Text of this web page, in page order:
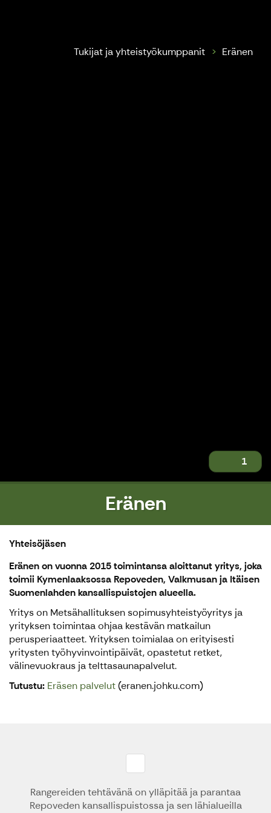
Tukijat ja yhteistyökumppanit Eränen
1
Eränen
Yhteisöjäsen
Eränen on vuonna 2015 toimintansa aloittanut yritys, joka
toimii Kymenlaaksossa Repoveden, Valkmusan ja Itäisen
Suomenlahden kansallispuistojen alueella.
Yritys on Metsähallituksen sopimusyhteistyöyritys ja
yrityksen toimintaa ohjaa kestävän matkailun
perusperiaatteet. Yrityksen toimialaa on erityisesti
yritysten työhyvinvointipäivät, opastetut retket,
välinevuokraus ja telttasaunapalvelut.
Tutustu: Eräsen palvelut(eranen.johku.com)
Rangereiden tehtävänä on ylläpitää ja parantaa
Repoveden kansallispuistossa ja sen lähialueilla